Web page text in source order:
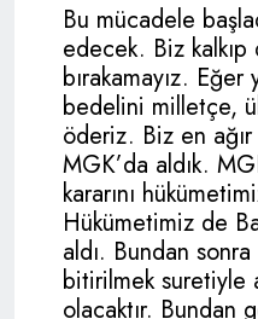
Bu mücadele
edecek. Biz kalkıp
bırakamayız. Eğer
bedelini milletçe,
öderiz. Biz en ağır
MGK’da aldık.
kararını
Hükümetimiz de
aldı. Bundan
bitirilmek suretiyle
olacaktır. Bundan